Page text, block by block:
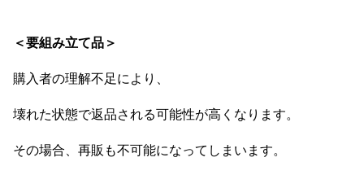
＜要組み立て品＞
購入者の理解不足により、
壊れた状態で返品される可能性が高くなります。
その場合、再販も不可能になってしまいます。